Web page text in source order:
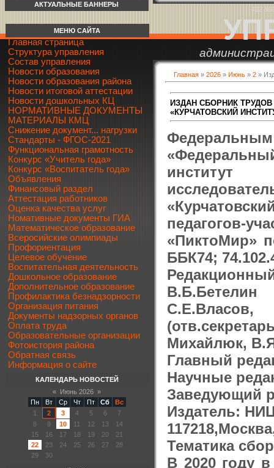
412
АКТУАЛЬНЫЕ БАННЕРЫ
Главная »2026 » Июнь » 2 »
ИЗДАН СБОРНИК
«КУРЧАТОВСКИЙ
институт
педагогов-
«ПиктоМир»
ББК74;
С.Е.Власов,
Михайлюк,
Главный
Научные
Заведующий
Издатель:
Тематика
В 2020 году
МЕНЮ САЙТА
Главная страница
Структура управления
Состав управления
Новости образования
Новости образования района
Новости итоговой аттестации
Новости дошкольных КЦ
НОРМАТИВНЫЕ ДОКУМЕНТЫ
МАТЕРИАЛЫ КМЦ
Снижение документ... нагрузки
Стандарты - ФГОС-2021
Функциональная грамотность
Конкурс «Учитель года»
Конкурс «Воспитатель года»
Объявления
Финансовый раздел
Аттестация работников
Оценка качества услуг
Номативные документы ГИА
Математическое образование
Всеросийские олимпиады
Профориентация
Целевое обучение
Воспитательная деятельность
Дошкольное образование
Дополнительное образование
Профилактика безнадзорности
Организация питания
Документы надзорных органов
Оплата труда
Образовательные организации
Фотоистория района
Обратная связь
Информация о сайте
КАЛЕНДАРЬ НОВОСТЕЙ
« Июнь 2026 »
Пн
Вт Ср Чт Пт Сб
Вс
1
2 3 4 5 6
7
8
9 10 11 12 13
14
15
16 17 18 19 20
21
22
23 24 25 26 27
28
29
30